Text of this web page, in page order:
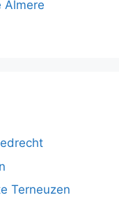
Almere
Terneuzen